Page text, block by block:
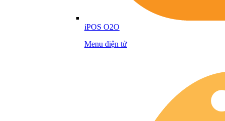
iPOS O2O
Menu điện tử